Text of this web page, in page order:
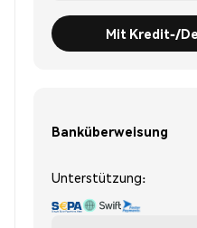
Mit Kredit-/
Banküberweisung
Unterstützung: